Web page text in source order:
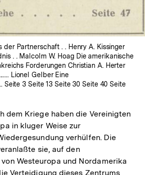
der Partnerschaft . . Henry A. Kissinger
. . Malcolm W. Hoag Die amerikanische
Forderungen Christian A. Herter
Lionel Gelber Eine
Seite 3 Seite 13 Seite 30 Seite 40 Seite
dem Kriege haben die Vereinigten
in kluger Weise zur
verhülfen. Die
sie, auf den
Westeuropa und Nordamerika
Verteidigung dieses Zentrums